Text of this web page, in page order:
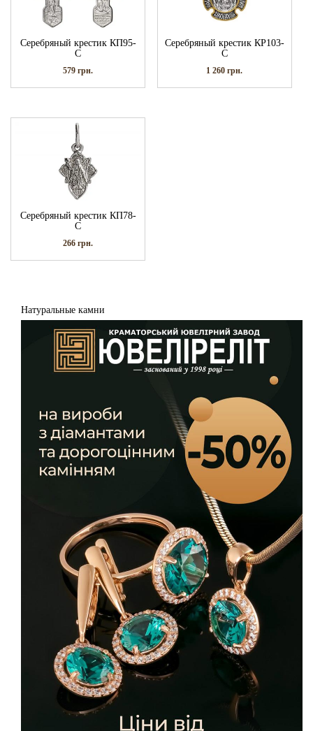
Серебряный крестик КП95-
С
579грн.
Серебряный крестик КР103-
С
1 260грн.
Серебряный крестик КП78-
С
266грн.
Натуральные камни